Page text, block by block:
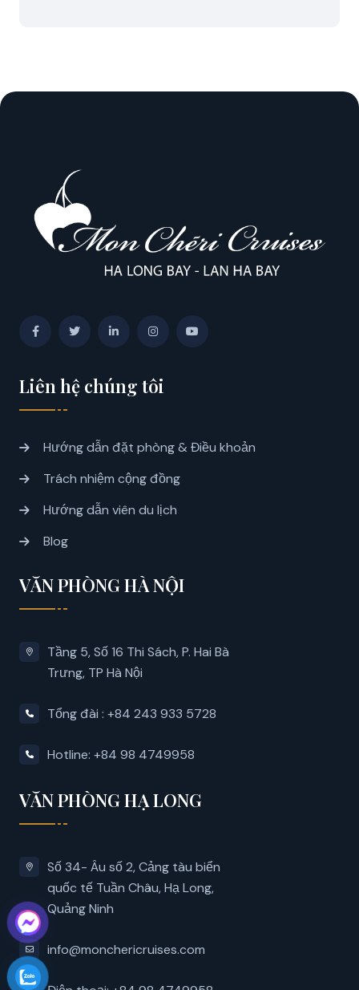
Liên hệ chúng tôi
Hướng dẫn đặt phòng & Điều khoản
Trách nhiệm cộng đồng
Hướng dẫn viên du lịch
Blog
VĂN PHÒNG HÀ NỘI
Tầng 5, Số 16 Thi Sách, P. Hai Bà
Trưng, ​​TP Hà Nội
Tổng đài : +84 243 933 5728
Hotline: +84 98 4749958
VĂN PHÒNG HẠ LONG
Số 34- Âu số 2, Cảng tàu biển
quốc tế Tuần Châu, Hạ Long,
Quảng Ninh
info@monchericruises.com